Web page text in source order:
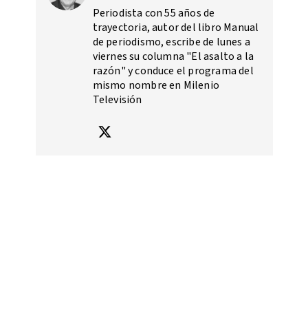
Periodista con 55 años de
trayectoria, autor del libro Manual
de periodismo, escribe de lunes a
viernes su columna "El asalto a la
razón" y conduce el programa del
mismo nombre en Milenio
Televisión